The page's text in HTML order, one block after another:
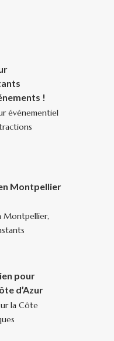
!
événementiel
Montpellier
Montpellier,
pour
d’Azur
la Côte